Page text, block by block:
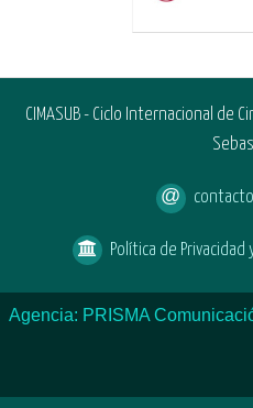
CIMASUB - Ciclo Internacional de
Política de Privacidad
Agencia: PRISMA